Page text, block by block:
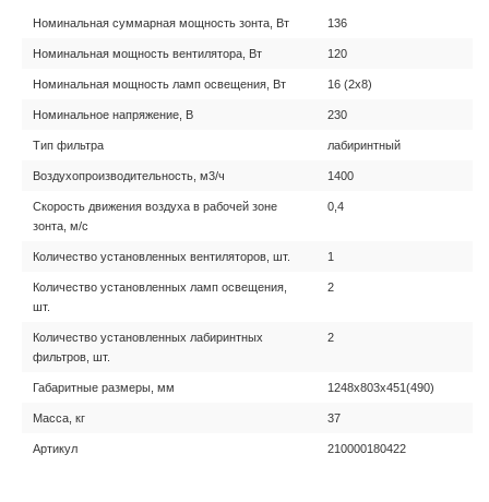
Номинальная суммарная мощность зонта, Вт 136
Номинальная мощность вентилятора, Вт 120
Номинальная мощность ламп освещения, Вт 16 (2х8)
Номинальное напряжение, В 230
Тип фильтра лабиринтный
Воздухопроизводительность, м3/ч 1400
Скорость движения воздуха в рабочей зоне
зонта, м/с
0,4
Количество установленных вентиляторов, шт. 1
Количество установленных ламп освещения,
шт.
2
Количество установленных лабиринтных
фильтров, шт.
2
Габаритные размеры, мм 1248х803х451(490)
Масса, кг 37
Артикул 210000180422